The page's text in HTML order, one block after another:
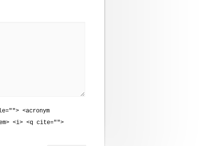
<acronym
<i> <q cite="">